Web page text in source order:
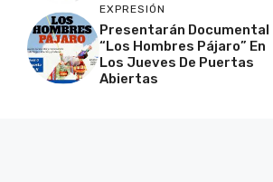
EXPRESIÓN
Presentarán Documental
“Los Hombres Pájaro” En
Los Jueves De Puertas
Abiertas